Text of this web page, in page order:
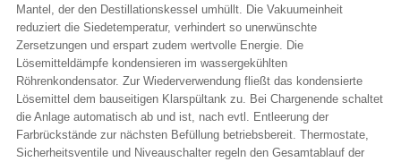
Mantel, der den Destillationskessel umhüllt. Die Vakuumeinheit
reduziert die Siedetemperatur, verhindert so unerwünschte
Zersetzungen und erspart zudem wertvolle Energie. Die
Lösemitteldämpfe kondensieren im wassergekühlten
Röhrenkondensator. Zur Wiederverwendung fließt das kondensierte
Lösemittel dem bauseitigen Klarspültank zu. Bei Chargenende schaltet
die Anlage automatisch ab und ist, nach evtl. Entleerung der
Farbrückstände zur nächsten Befüllung betriebsbereit. Thermostate,
Sicherheitsventile und Niveauschalter regeln den Gesamtablauf der